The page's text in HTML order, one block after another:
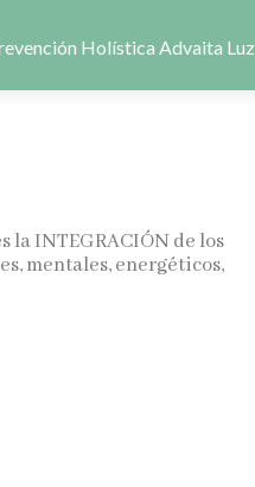
Holística Advaita Luz
la INTEGRACIÓN de los
mentales, energéticos,